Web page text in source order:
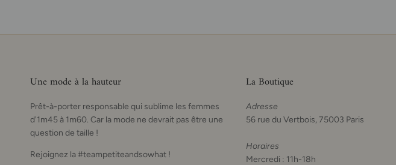
Une mode à la hauteur
Prêt-à-porter responsable qui sublime les femmes
d'1m45 à 1m60. Car la mode ne devrait pas être une
question de taille !
Rejoignez la #teampetiteandsowhat !
La Boutique
Adresse
56 rue du Vertbois, 75003 Paris
Horaires
Mercredi : 11h-18h